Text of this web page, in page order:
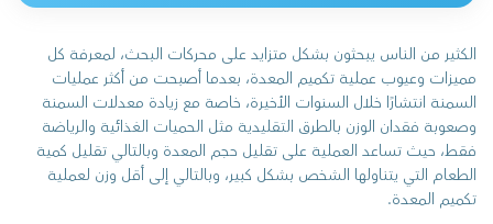
الكثير من الناس يبحثون بشكل متزايد على محركات البحث، لمعرفة كل
مميزات وعيوب عملية تكميم المعدة، بعدما أصبحت من أكثر عمليات
السمنة انتشارًا خلال السنوات الأخيرة، خاصة مع زيادة معدلات السمنة
وصعوبة فقدان الوزن بالطرق التقليدية مثل الحميات الغذائية والرياضة
فقط، حيث تساعد العملية على تقليل حجم المعدة وبالتالي تقليل كمية
الطعام التي يتناولها الشخص بشكل كبير، وبالتالي إلى أقل وزن لعملية
تكميم المعدة.